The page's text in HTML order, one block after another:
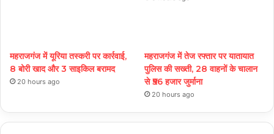
महराजगंज में यूरिया तस्करी पर कार्रवाई,
8 बोरी खाद और 3 साइकिल बरामद
20 hours ago
महराजगंज में तेज रफ्तार पर यातायात
पुलिस की सख्ती, 28 वाहनों के चालान
से ₹56 हजार जुर्माना
20 hours ago